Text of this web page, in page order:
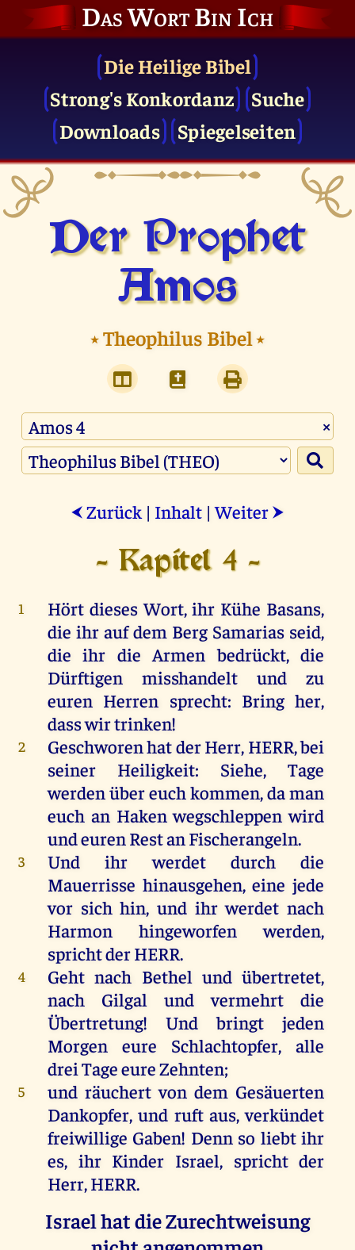
Das Wort Bin Ich
Die Heilige Bibel
Strong's Konkordanz
Suche
Downloads
Spiegelseiten
Der Prophet
Amos
⭑Theophilus Bibel⭑
×
⮜ Zurück | Inhalt |Weiter ⮞
- Kapitel 4 -
1 Hört dieses Wort,ihr Kühe Basans,
die ihr auf dem Berg Samarias seid,
die ihr die Armen bedrückt,die
Dürftigenmisshandeltund
zu
euren Herren sprecht: Bringher,
dasswirtrinken!
2 GeschworenhatderHerr, HERR,bei
seiner
Heiligkeit: Siehe,Tage
werdenübereuchkommen,daman
euch an Hakenwegschleppenwird
undeurenRestanFischerangeln.
3 Und ihr werdet durch
die
Mauerrisse hinausgehen,eine jede
vor sich hin,und ihr werdet nach
Harmon
hingeworfen werden,
sprichtderHERR.
4 Geht nach Bethel und übertretet,
nach
Gilgal und vermehrt
die
Übertretung! Und bringt
jeden
Morgen
eure Schlachtopfer,alle
dreiTageeureZehnten;
5 und räuchert von dem Gesäuerten
Dankopfer,und ruft aus, verkündet
freiwillige Gaben! Denn so liebt ihr
es, ihr Kinder Israel, spricht der
Herr,HERR.
Israel hat die Zurechtweisung